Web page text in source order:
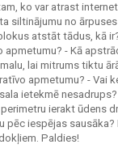
ko var atrast
siltinājumu no
atstāt tādus, kā
apmetumu? - Kā
lai mitrums tiktu
apmetumu? - Vai
ietekmē nesadrups?
ierakt ūdens
pēc iespējas
Paldies!